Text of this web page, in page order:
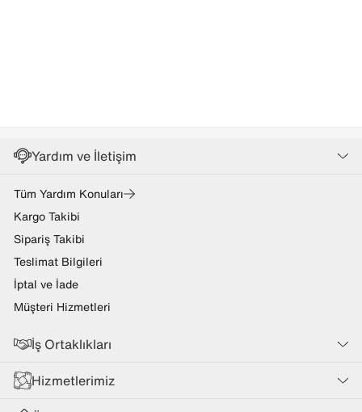
Yardım ve İletişim
Tüm Yardım Konuları
Kargo Takibi
Sipariş Takibi
Teslimat Bilgileri
İptal ve İade
Müşteri Hizmetleri
İş Ortaklıkları
Hizmetlerimiz